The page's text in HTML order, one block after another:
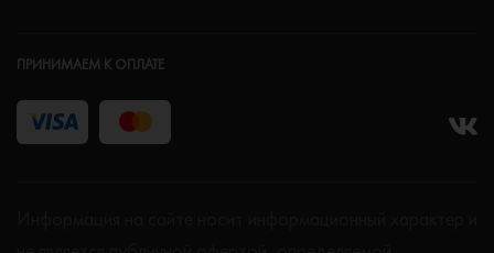
ПРИНИМАЕМ К ОПЛАТЕ